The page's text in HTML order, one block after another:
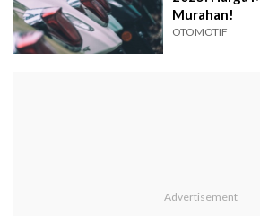
Murahan!
OTOMOTIF